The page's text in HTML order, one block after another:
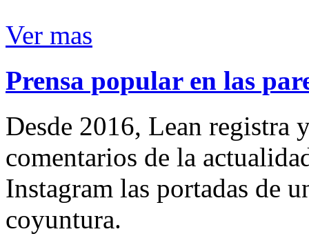
Ver mas
Prensa popular en las
Desde 2016, Lean registra
comentarios de la
Instagram las portadas de
coyuntura.